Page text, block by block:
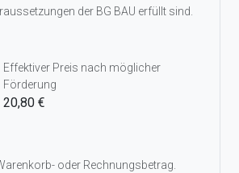
der BG BAU erfüllt sind.
Effektiver Preis nach möglicher
Förderung
20,80 €
oder Rechnungsbetrag.